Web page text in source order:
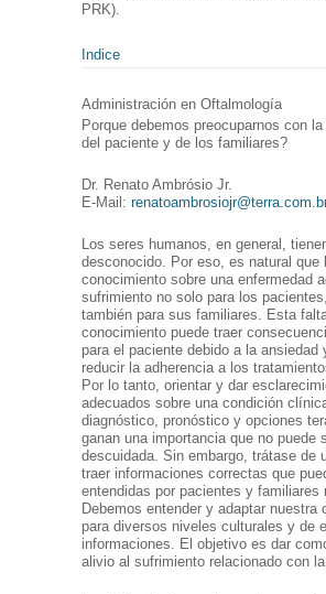
PRK).
Indice
Administración en Oftalmología
Porque debemos preocuparnos con
del paciente y de los familiares?
Dr. Renato Ambrósio Jr.
E-Mail:
Los seres humanos, en general,
desconocido. Por eso, es natural que
conocimiento sobre una enfermedad
sufrimiento no solo para los
también para sus familiares. Esta
conocimiento puede traer
para el paciente debido a la ansiedad
reducir la adherencia a los
Por lo tanto, orientar y dar
adecuados sobre una condición
diagnóstico, pronóstico y opciones
ganan una importancia que no puede
descuidada. Sin embargo, trátase de
traer informaciones correctas que
entendidas por pacientes y familiares
Debemos entender y adaptar nuestra
para diversos niveles culturales y de
informaciones. El objetivo es dar
alivio al sufrimiento relacionado con